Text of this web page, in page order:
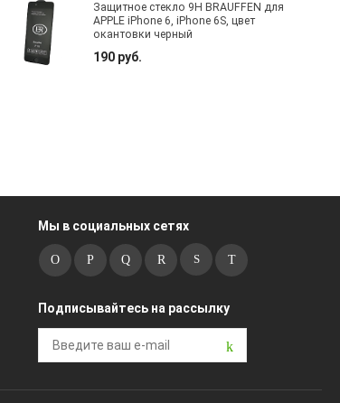
Защитное стекло 9H BRAUFFEN для
APPLE iPhone 6, iPhone 6S, цвет
окантовки черный
190 руб.
Мы в социальных сетях
Подписывайтесь на рассылку